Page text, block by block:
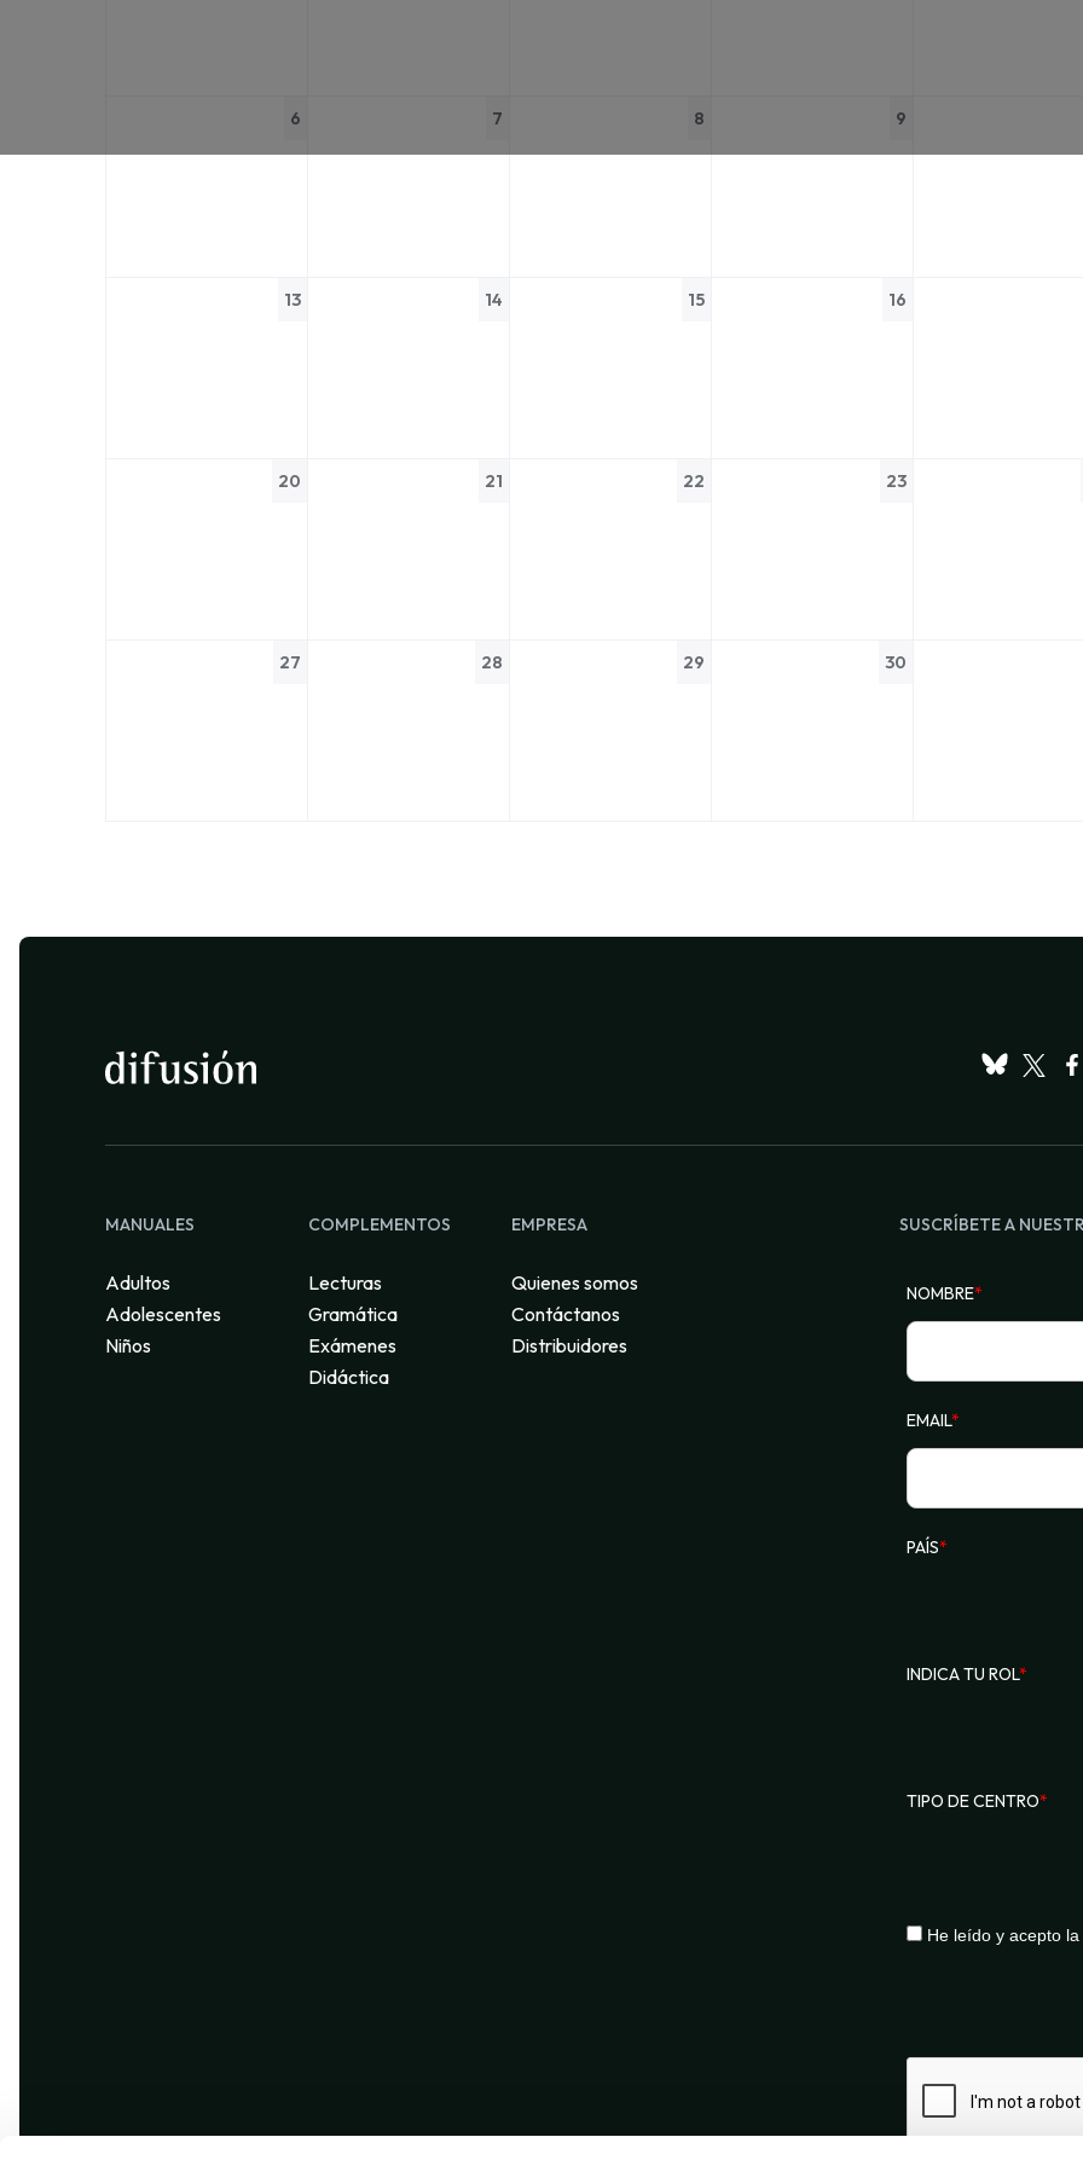
6 7 8 9
13 14 15 16
20 21 22 23
27 28 29 30
MANUALES
Adultos
Adolescentes
Niños
COMPLEMENTOS
Lecturas
Gramática
Exámenes
Didáctica
EMPRESA
Quienes somos
Contáctanos
Distribuidores
SUSCRÍBETE A
NOMBRE*
EMAIL*
PAÍS*
INDICA TU ROL*
TIPO DE CENTRO*
He leído y acepto la